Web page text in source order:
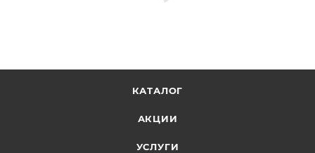
КАТАЛОГ
АКЦИИ
УСЛУГИ